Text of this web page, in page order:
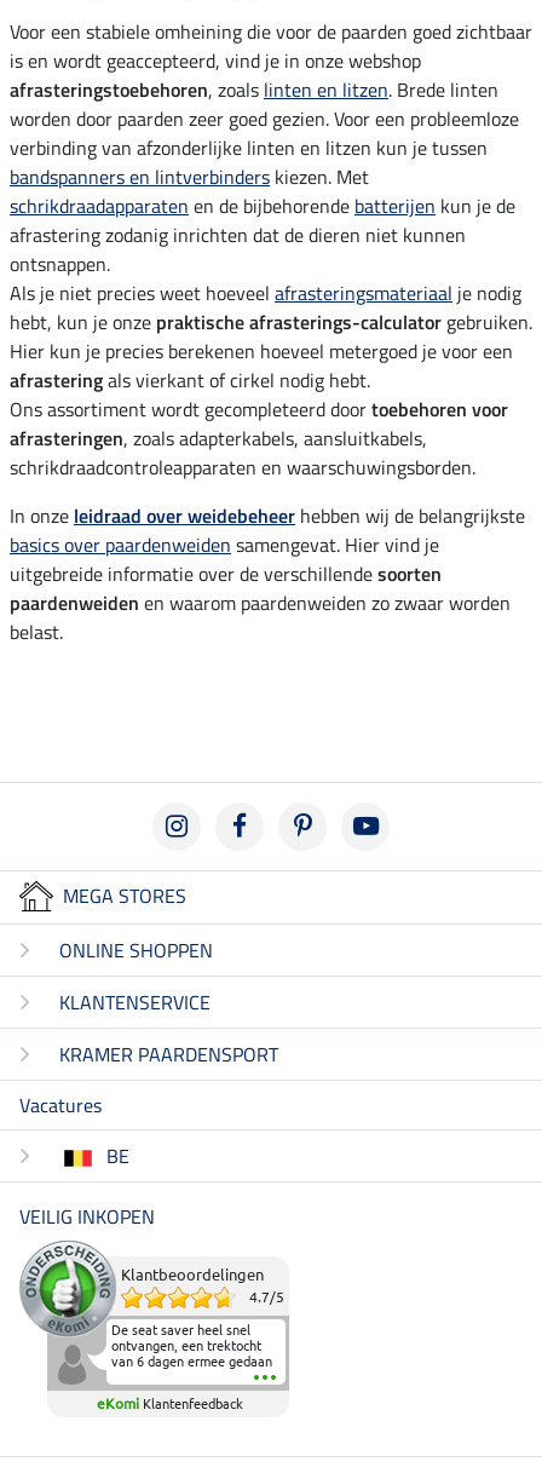
Voor een stabiele omheining die voor de paarden goed zichtbaar
is en wordt geaccepteerd, vind je in onze webshop
afrasteringstoebehoren, zoals linten en litzen. Brede linten
worden door paarden zeer goed gezien. Voor een probleemloze
verbinding van afzonderlijke linten en litzen kun je tussen
bandspanners en lintverbinders kiezen. Met
schrikdraadapparaten en de bijbehorende batterijen kun je de
afrastering zodanig inrichten dat de dieren niet kunnen
ontsnappen.
Als je niet precies weet hoeveel afrasteringsmateriaal je nodig
hebt, kun je onze praktische afrasterings-calculator gebruiken.
Hier kun je precies berekenen hoeveel metergoed je voor een
afrasteringals vierkant of cirkel nodig hebt.
Ons assortiment wordt gecompleteerd doortoebehoren voor
afrasteringen, zoals adapterkabels, aansluitkabels,
schrikdraadcontroleapparaten en waarschuwingsborden.
In onze leidraad over weidebeheer hebben wij de belangrijkste
basics over paardenweiden samengevat. Hier vind je
uitgebreide informatie over de verschillendesoorten
paardenweiden en waarom paardenweiden zo zwaar worden
belast.
MEGA STORES
ONLINE SHOPPEN
KLANTENSERVICE
KRAMER PAARDENSPORT
Vacatures
BE
VEILIG INKOPEN
Klantbeoordelingen
4.7/5
De seat saver heel snel
ontvangen, een trektocht
van 6 dagen ermee gedaan
en deze heeft de beproeving
fantastisch doorstaan.
Heerlijk zacht om op te
elkaar in het zadel.
eKomi Klantenfeedback